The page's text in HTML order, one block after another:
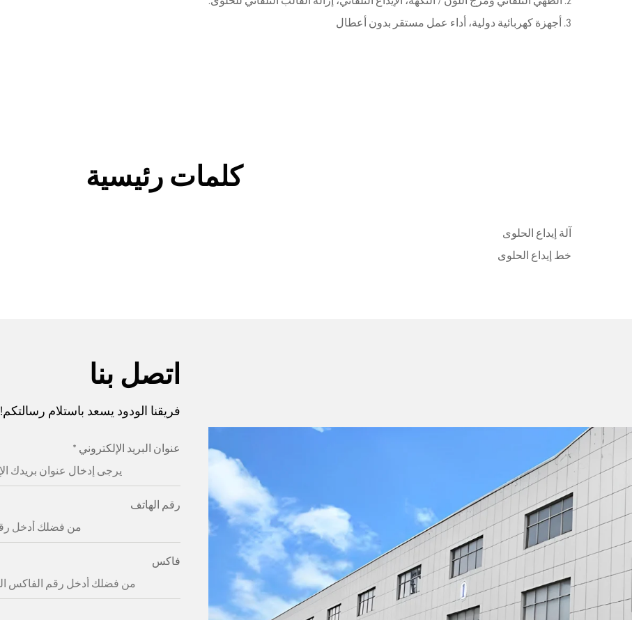
3. أجهزة كهربائية دولية، أداء عمل مستقر بدون أعطال
كلمات رئيسية
آلة إيداع الحلوى
خط إيداع الحلوى
اتصل بنا
فريقنا الودود يسعد باستلام رسالتكم!
عنوان البريد الإلكتروني *
رقم الهاتف
فاكس